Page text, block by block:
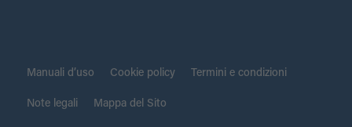
Manuali d’uso Cookie policy Termini e condizioni
Note legali Mappa del Sito